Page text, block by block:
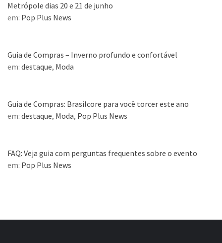
Metrópole dias 20 e 21 de junho
em: Pop Plus News
Guia de Compras – Inverno profundo e confortável
em: destaque, Moda
Guia de Compras: Brasilcore para você torcer este ano
em: destaque, Moda, Pop Plus News
FAQ: Veja guia com perguntas frequentes sobre o evento
em: Pop Plus News